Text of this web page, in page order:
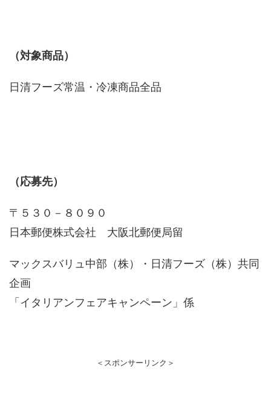
（対象商品）
日清フーズ常温・冷凍商品全品
（応募先）
〒５３０－８０９０
日本郵便株式会社 大阪北郵便局留
マックスバリュ中部（株）・日清フーズ（株）共同
企画
「イタリアンフェアキャンペーン」係
＜スポンサーリンク＞